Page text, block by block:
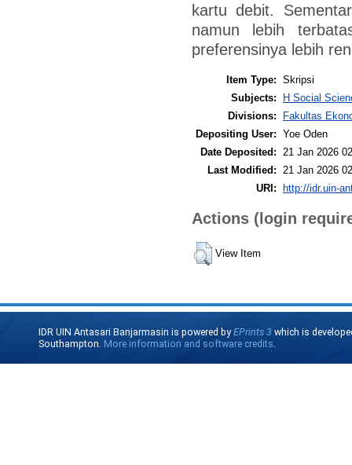
kartu debit.
namun lebih
preferensinya lebih
Item Type: Skripsi
Subjects:
H Social
Divisions:
Fakultas
Depositing User: Yoe Oden
Date Deposited:
21 Jan 2026
Last Modified:
21 Jan 2026
URI: http://idr.uin-
Actions (login
View Item
IDR UIN Antasari Banjarmasin is powered byEPrints 3 which is
Southampton. More information and software credits.